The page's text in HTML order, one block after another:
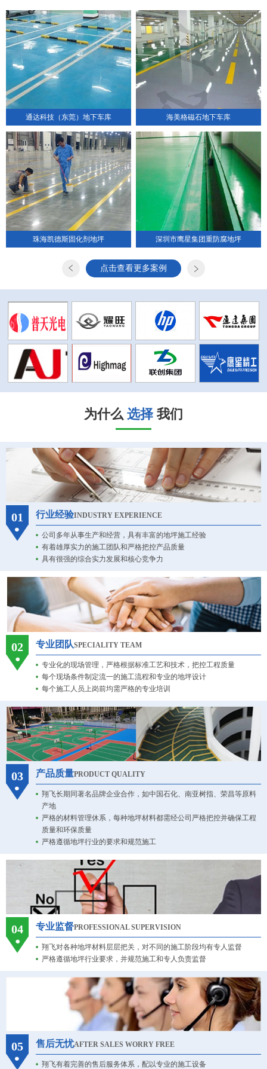
通达科技（东莞）地下车库 海美格磁石地下车库
珠海凯德斯固化剂地坪 深圳市鹰星集团重防腐地坪
点击查看更多案例
为什么 选择我们
01 行业经验INDUSTRY EXPERIENCE
公司多年从事生产和经营，具有丰富的地坪施工经验
有着雄厚实力的施工团队和严格把控产品质量
具有很强的综合实力发展和核心竞争力
02 专业团队SPECIALITY TEAM
专业化的现场管理，严格根据标准工艺和技术，把控工程质量
每个现场条件制定流一的施工流程和专业的地坪设计
每个施工人员上岗前均需严格的专业培训
03 产品质量PRODUCT QUALITY
翔飞长期同著名品牌企业合作，如中国石化、南亚树指、荣昌等原料
产地
严格的材料管理休系，每种地坪材料都需经公司严格把控并确保工程
质量和环保质量
严格遵循地坪行业的要求和规范施工
04 专业监督PROFESSIONAL SUPERVISION
翔飞对各种地坪材料层层把关，对不同的施工阶段均有专人监督
严格遵循地坪行业要求，并规范施工和专人负责监督
05 售后无忧AFTER SALES WORRY FREE
翔飞有着完善的售后服务体系，配以专业的施工设备